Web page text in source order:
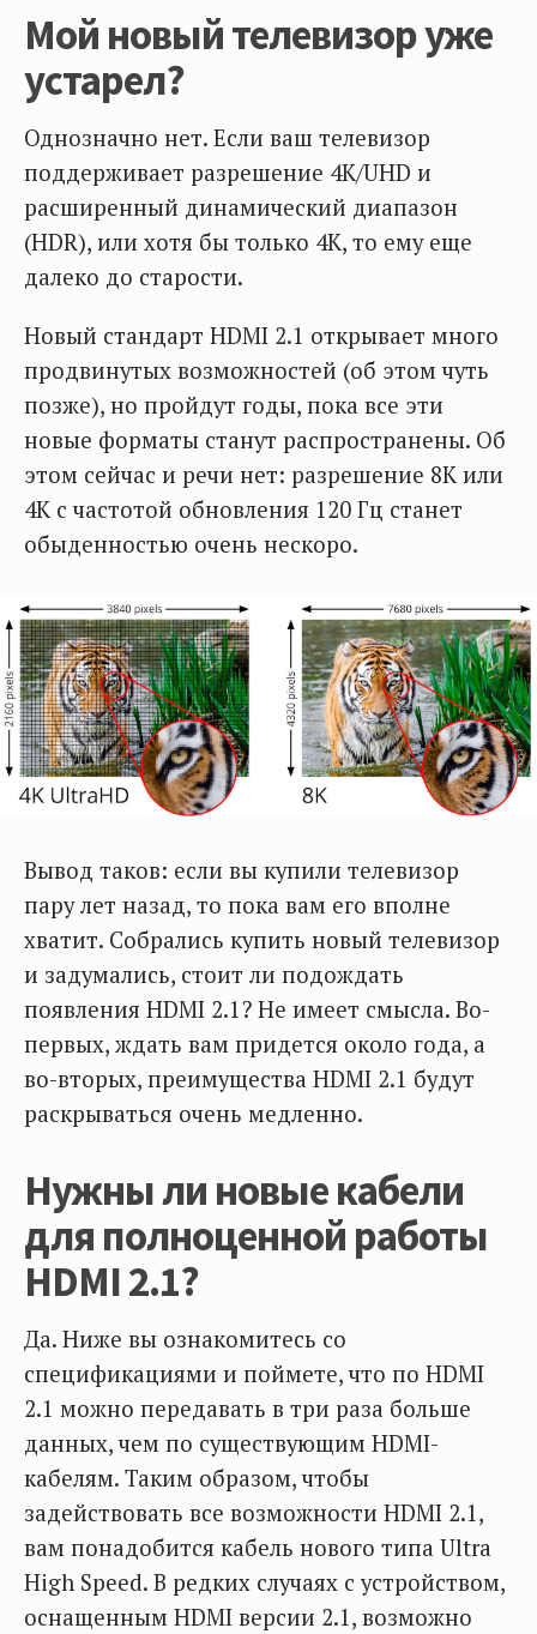
Мой новый телевизор уже
устарел?
Однозначно нет. Если ваш телевизор
поддерживает разрешение 4K/UHD и
расширенный динамический диапазон
(HDR), или хотя бы только 4K, то ему еще
далеко до старости.
Новый стандарт HDMI 2.1 открывает много
продвинутых возможностей (об этом чуть
позже), но пройдут годы, пока все эти
новые форматы станут распространены. Об
этом сейчас и речи нет: разрешение 8K или
4K с частотой обновления 120 Гц станет
обыденностью очень нескоро.
Вывод таков: если вы купили телевизор
пару лет назад, то пока вам его вполне
хватит. Собрались купить новый телевизор
и задумались, стоит ли подождать
появления HDMI 2.1? Не имеет смысла. Во-
первых, ждать вам придется около года, а
во-вторых, преимущества HDMI 2.1 будут
раскрываться очень медленно.
Нужны ли новые кабели
для полноценной работы
HDMI 2.1?
Да. Ниже вы ознакомитесь со
спецификациями и поймете, что по HDMI
2.1 можно передавать в три раза больше
данных, чем по существующим HDMI-
кабелям. Таким образом, чтобы
задействовать все возможности HDMI 2.1,
вам понадобится кабель нового типа Ultra
High Speed. В редких случаях с устройством,
оснащенным HDMI версии 2.1, возможно